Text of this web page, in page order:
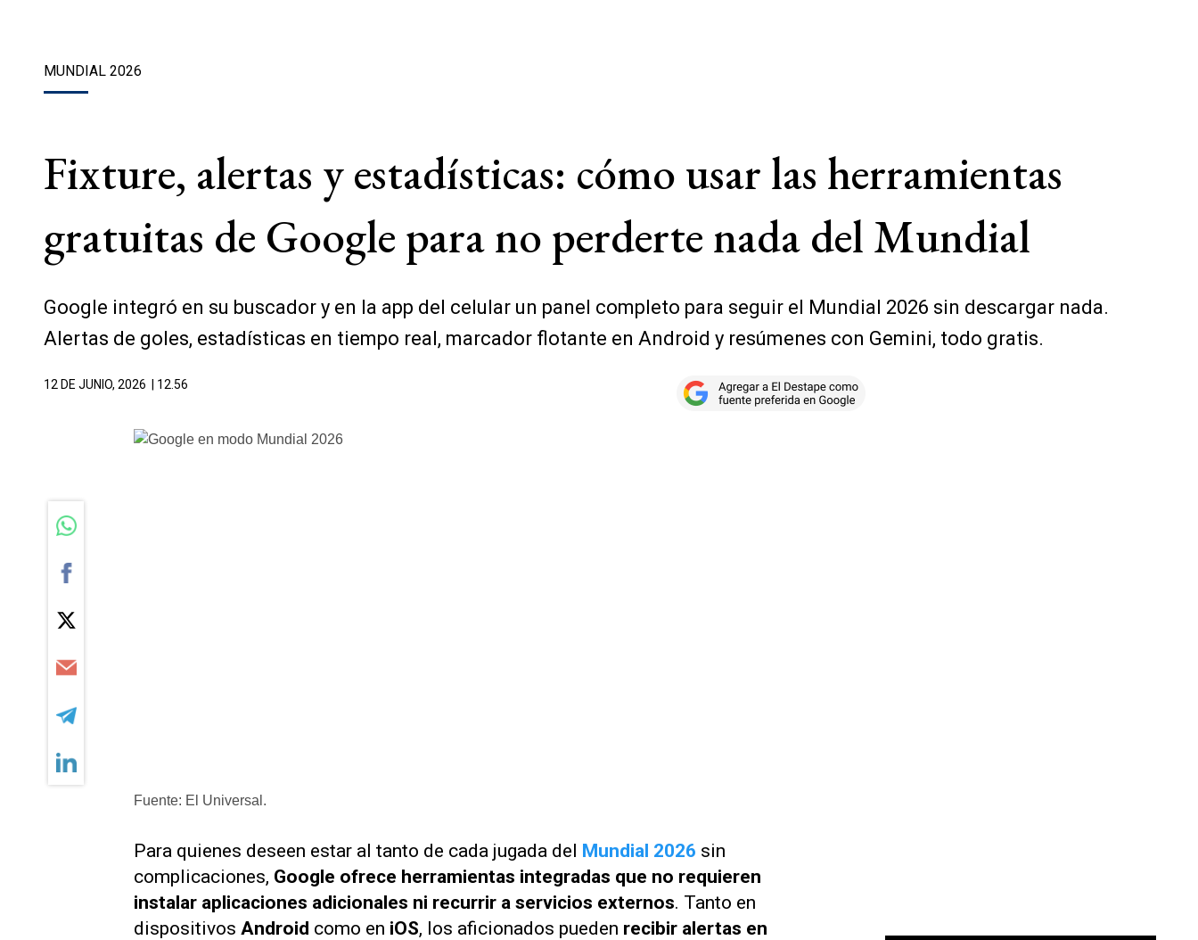
MUNDIAL 2026
Fixture, alertas y estadísticas: cómo usar las herramientas
gratuitas de Google para no perderte nada del Mundial
Google integró en su buscador y en la app del celular un panel completo para seguir el Mundial 2026 sin descargar nada.
Alertas de goles, estadísticas en tiempo real, marcador flotante en Android y resúmenes con Gemini, todo gratis.
12 DE JUNIO, 2026 | 12.56
Fuente: El Universal.
Para quienes deseen estar al tanto de cada jugada del Mundial 2026 sin
complicaciones, Google ofrece herramientas integradas que no requieren
instalar aplicaciones adicionales ni recurrir a servicios externos. Tanto en
dispositivos Android como en iOS, los aficionados pueden recibir alertas en